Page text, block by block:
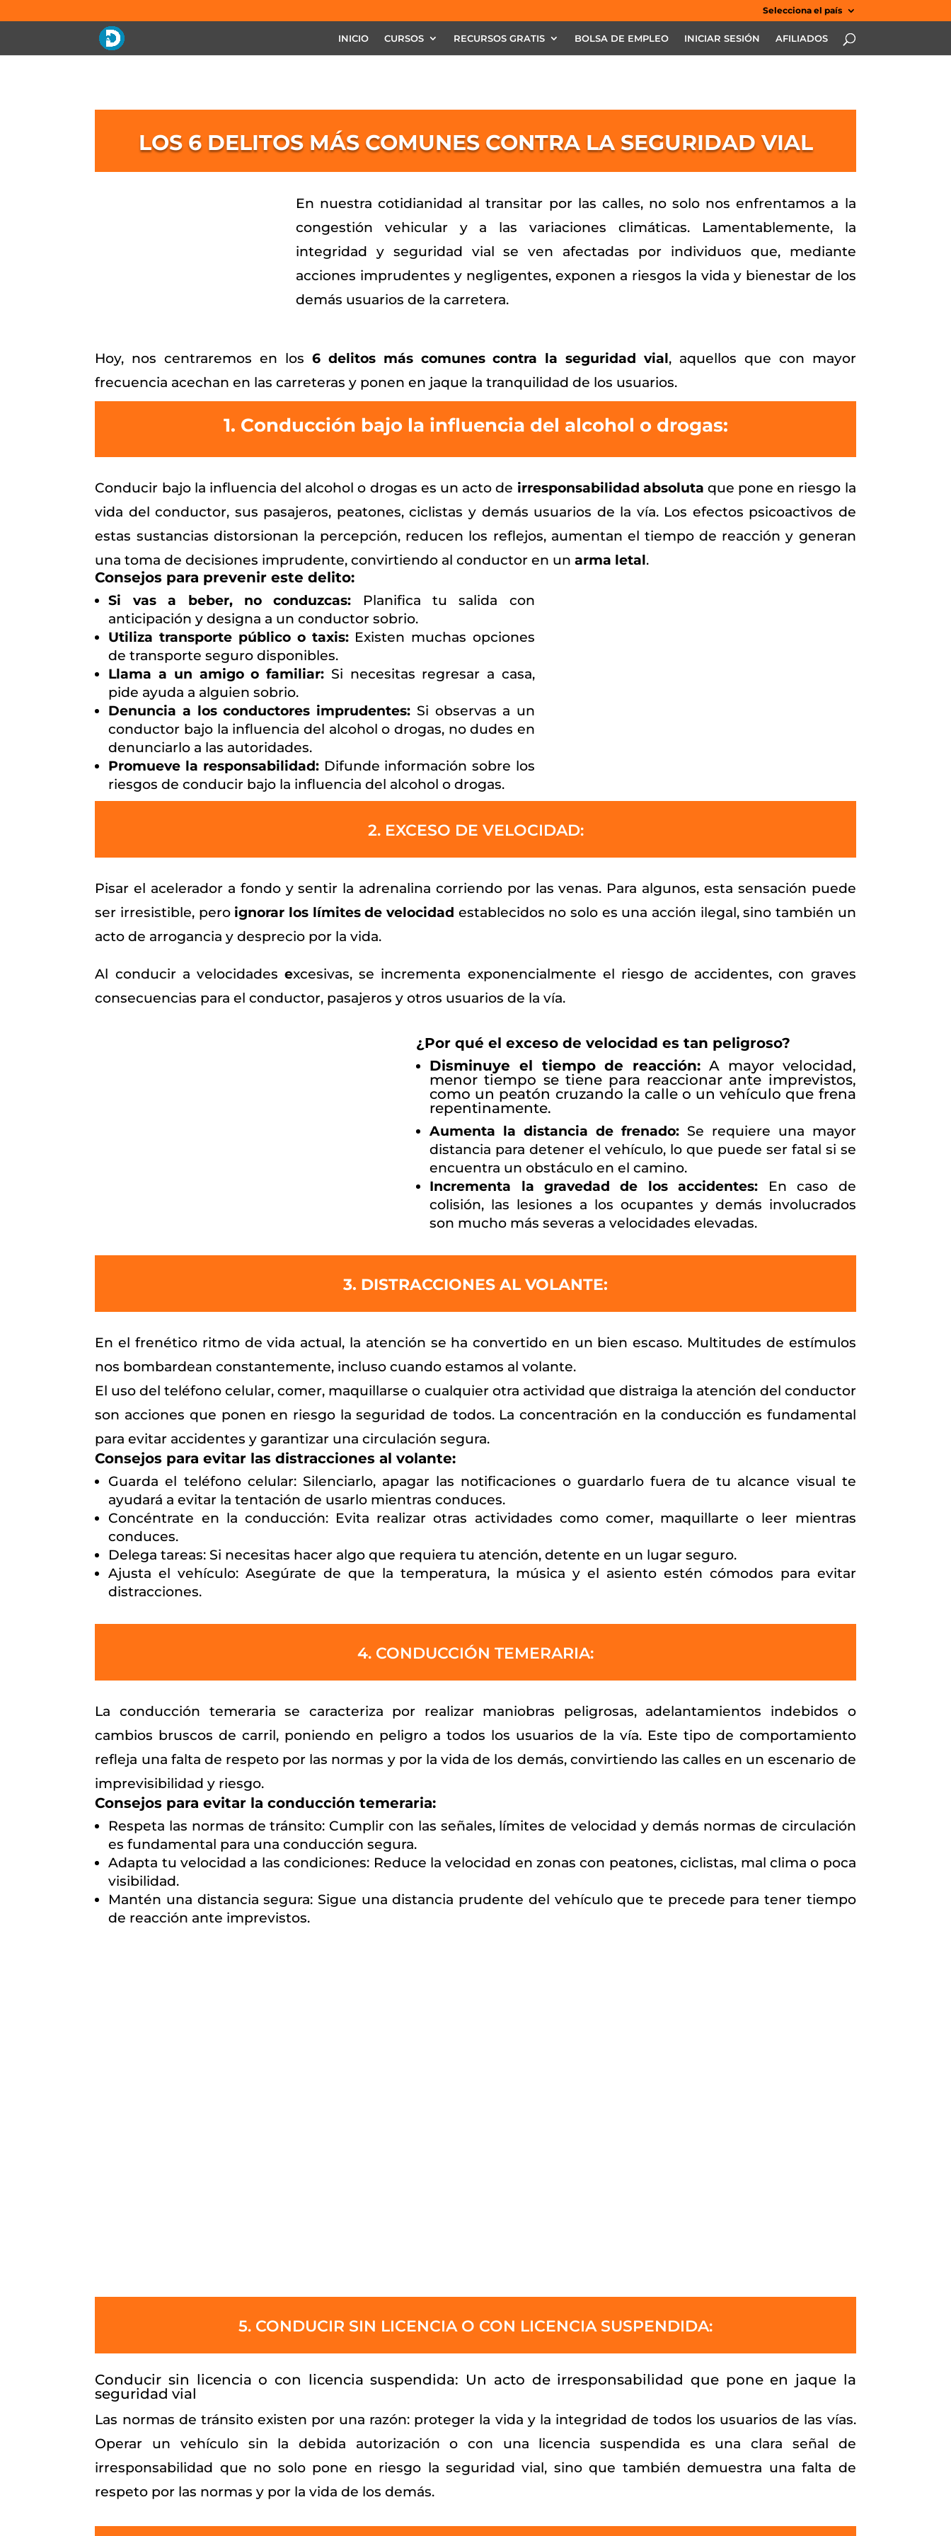
Selecciona el país
INICIO CURSOS RECURSOS GRATIS BOLSA DE EMPLEO INICIAR SESIÓN AFILIADOS
LOS 6 DELITOS MÁS COMUNES CONTRA LA SEGURIDAD VIAL
En nuestra cotidianidad al transitar por las calles, no solo nos enfrentamos a la
congestión vehicular y a las variaciones climáticas. Lamentablemente, la
integridad y seguridad vial se ven afectadas por individuos que, mediante
acciones imprudentes y negligentes, exponen a riesgos la vida y bienestar de los
demás usuarios de la carretera.
Hoy, nos centraremos en los 6 delitos más comunes contra la seguridad vial, aquellos que con mayor
frecuencia acechan en las carreteras y ponen en jaque la tranquilidad de los usuarios.
1. Conducción bajo la influencia del alcohol o drogas:
Conducir bajo la influencia del alcohol o drogas es un acto de irresponsabilidad absoluta que pone en riesgo la
vida del conductor, sus pasajeros, peatones, ciclistas y demás usuarios de la vía. Los efectos psicoactivos de
estas sustancias distorsionan la percepción, reducen los reflejos, aumentan el tiempo de reacción y generan
una toma de decisiones imprudente, convirtiendo al conductor en unarma letal.
Consejos para prevenir este delito:
Si vas a beber, no conduzcas:
Planifica tu salida con
anticipación y designa a un conductor sobrio.
Utiliza transporte público o taxis: Existen muchas opciones
de transporte seguro disponibles.
Llama a un amigo o familiar: Si necesitas regresar a casa,
pide ayuda a alguien sobrio.
Denuncia a los conductores imprudentes: Si observas a un
conductor bajo la influencia del alcohol o drogas, no dudes en
denunciarlo a las autoridades.
Promueve la responsabilidad: Difunde información sobre los
riesgos de conducir bajo la influencia del alcohol o drogas.
2. EXCESO DE VELOCIDAD:
Pisar el acelerador a fondo y sentir la adrenalina corriendo por las venas. Para algunos, esta sensación puede
ser irresistible, pero ignorar los límites de velocidad establecidos no solo es una acción ilegal, sino también un
acto de arrogancia y desprecio por la vida.
Al conducir a velocidadesexcesivas, se incrementa exponencialmente el riesgo de accidentes, con graves
consecuencias para el conductor, pasajeros y otros usuarios de la vía.
¿Por qué el exceso de velocidad es tan peligroso?
Disminuye el tiempo de reacción: A mayor velocidad,
menor tiempo se tiene para reaccionar ante imprevistos,
como un peatón cruzando la calle o un vehículo que frena
repentinamente.
Aumenta la distancia de frenado: Se requiere una mayor
distancia para detener el vehículo, lo que puede ser fatal si se
encuentra un obstáculo en el camino.
Incrementa la gravedad de los accidentes:
En caso de
colisión, las lesiones a los ocupantes y demás involucrados
son mucho más severas a velocidades elevadas.
3. DISTRACCIONES AL VOLANTE:
En el frenético ritmo de vida actual, la atención se ha convertido en un bien escaso. Multitudes de estímulos
nos bombardean constantemente, incluso cuando estamos al volante.
El uso del teléfono celular, comer, maquillarse o cualquier otra actividad que distraiga la atención del conductor
son acciones que ponen en riesgo la seguridad de todos. La concentración en la conducción es fundamental
para evitar accidentes y garantizar una circulación segura.
Consejos para evitar las distracciones al volante:
Guarda el teléfono celular: Silenciarlo, apagar las notificaciones o guardarlo fuera de tu alcance visual te
ayudará a evitar la tentación de usarlo mientras conduces.
Concéntrate en la conducción: Evita realizar otras actividades como comer, maquillarte o leer mientras
conduces.
Delega tareas: Si necesitas hacer algo que requiera tu atención, detente en un lugar seguro.
Ajusta el vehículo: Asegúrate de que la temperatura, la música y el asiento estén cómodos para evitar
distracciones.
4. CONDUCCIÓN TEMERARIA:
La conducción temeraria se caracteriza por realizar maniobras peligrosas, adelantamientos indebidos o
cambios bruscos de carril, poniendo en peligro a todos los usuarios de la vía. Este tipo de comportamiento
refleja una falta de respeto por las normas y por la vida de los demás, convirtiendo las calles en un escenario de
imprevisibilidad y riesgo.
Consejos para evitar la conducción temeraria:
Respeta las normas de tránsito: Cumplir con las señales, límites de velocidad y demás normas de circulación
es fundamental para una conducción segura.
Adapta tu velocidad a las condiciones: Reduce la velocidad en zonas con peatones, ciclistas, mal clima o poca
visibilidad.
Mantén una distancia segura: Sigue una distancia prudente del vehículo que te precede para tener tiempo
de reacción ante imprevistos.
5. CONDUCIR SIN LICENCIA O CON LICENCIA SUSPENDIDA:
Conducir sin licencia o con licencia suspendida: Un acto de irresponsabilidad que pone en jaque la
seguridad vial
Las normas de tránsito existen por una razón: proteger la vida y la integridad de todos los usuarios de las vías.
Operar un vehículo sin la debida autorización o con una licencia suspendida es una clara señal de
irresponsabilidad que no solo pone en riesgo la seguridad vial, sino que también demuestra una falta de
respeto por las normas y por la vida de los demás.